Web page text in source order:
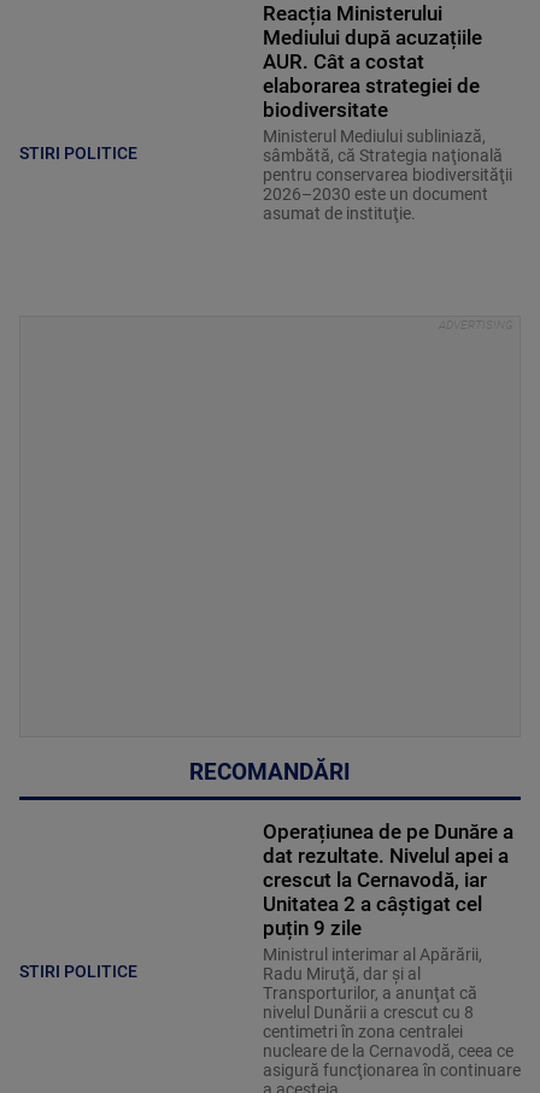
STIRI POLITICE
Reacția Ministerului
Mediului după acuzațiile
AUR. Cât a costat
elaborarea strategiei de
biodiversitate
Ministerul Mediului subliniază,
sâmbătă, că Strategia naţională
pentru conservarea biodiversităţii
2026–2030 este un document
asumat de instituţie.
RECOMANDĂRI
STIRI POLITICE
Operațiunea de pe Dunăre a
dat rezultate. Nivelul apei a
crescut la Cernavodă, iar
Unitatea 2 a câștigat cel
puțin 9 zile
Ministrul interimar al Apărării,
Radu Miruţă, dar şi al
Transporturilor, a anunţat că
nivelul Dunării a crescut cu 8
centimetri în zona centralei
nucleare de la Cernavodă, ceea ce
asigură funcţionarea în continuare